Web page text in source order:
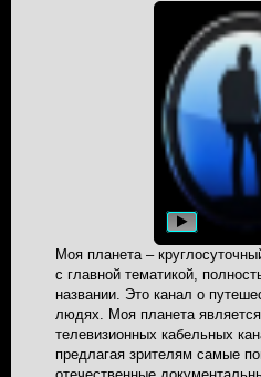
Моя планета –
с главной тематикой,
названии. Это канал о
людях. Моя планета
телевизионных кабельных
предлагая зрителям самые